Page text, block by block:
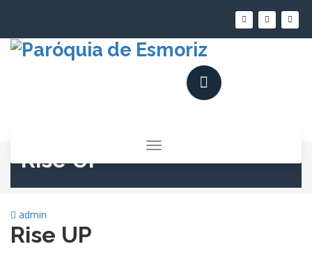
conteúdo
Alternar
a
Rise UP
admin
Rise UP